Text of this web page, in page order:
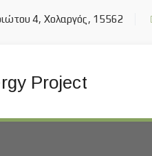
4, Χολαργός, 15562